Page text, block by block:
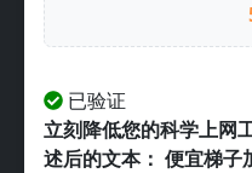
已验证
立刻降低您的科学上网
述后的文本： 便宜梯子